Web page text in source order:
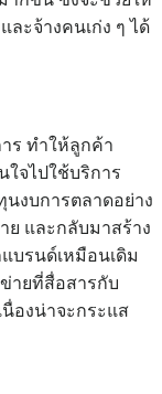
ละจ้างคนเก่ง ๆ ได้
ร ทำให้ลูกค้า
จไปใช้บริการ
งบการตลาดอย่าง
ย และกลับมาสร้าง
บรนด์เหมือนเดิม
ายที่สื่อสารกับ
องน่าจะกระแส